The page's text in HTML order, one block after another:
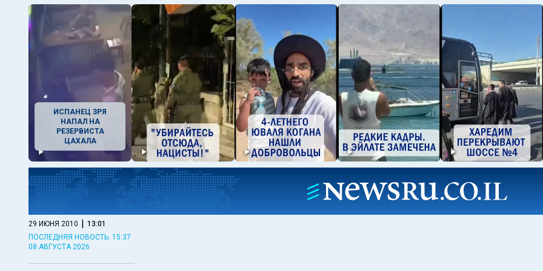
ИСПАНЕЦ ЗРЯ
НАПАЛ НА
РЕЗЕРВИСТА
ЦАХАЛА
29 ИЮНЯ 2010 | 13:01
ПОСЛЕДНЯЯ НОВОСТЬ: 15:37
08 АВГУСТА 2026